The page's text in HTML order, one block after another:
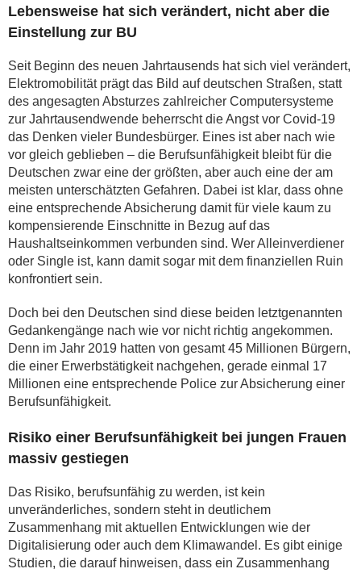
Lebensweise hat sich verändert, nicht aber die
Einstellung zur BU
Seit Beginn des neuen Jahrtausends hat sich viel verändert,
Elektromobilität prägt das Bild auf deutschen Straßen, statt
des angesagten Absturzes zahlreicher Computersysteme
zur Jahrtausendwende beherrscht die Angst vor Covid-19
das Denken vieler Bundesbürger. Eines ist aber nach wie
vor gleich geblieben – die Berufsunfähigkeit bleibt für die
Deutschen zwar eine der größten, aber auch eine der am
meisten unterschätzten Gefahren. Dabei ist klar, dass ohne
eine entsprechende Absicherung damit für viele kaum zu
kompensierende Einschnitte in Bezug auf das
Haushaltseinkommen verbunden sind. Wer Alleinverdiener
oder Single ist, kann damit sogar mit dem finanziellen Ruin
konfrontiert sein.
Doch bei den Deutschen sind diese beiden letztgenannten
Gedankengänge nach wie vor nicht richtig angekommen.
Denn im Jahr 2019 hatten von gesamt 45 Millionen Bürgern,
die einer Erwerbstätigkeit nachgehen, gerade einmal 17
Millionen eine entsprechende Police zur Absicherung einer
Berufsunfähigkeit.
Risiko einer Berufsunfähigkeit bei jungen Frauen
massiv gestiegen
Das Risiko, berufsunfähig zu werden, ist kein
unveränderliches, sondern steht in deutlichem
Zusammenhang mit aktuellen Entwicklungen wie der
Digitalisierung oder auch dem Klimawandel. Es gibt einige
Studien, die darauf hinweisen, dass ein Zusammenhang